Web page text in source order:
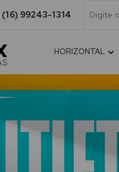
(16) 99243-1314
HORIZONTAL